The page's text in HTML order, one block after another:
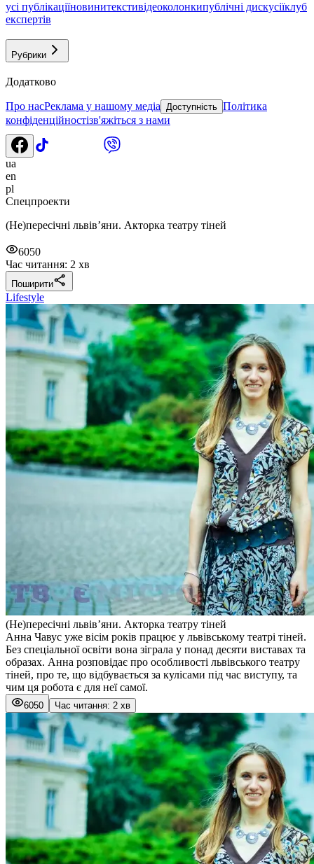
усі публікаціїновинитекстивідеоколонкипублічні дискусіїклуб
експертів
Рубрики
Додатково
Про насРеклама у нашому медіа Доступність Політика
конфіденційностізв'яжіться з нами
ua
en
pl
Спецпроекти
(Не)пересічні львів’яни. Акторка театру тіней
6050
Час читання: 2 хв
Поширити
Lifestyle
(Не)пересічні львів’яни. Акторка театру тіней
Анна Чавус уже вісім років працює у львівському театрі тіней.
Без спеціальної освіти вона зіграла у понад десяти виставах та
образах. Анна розповідає про особливості львівського театру
тіней, про те, що відбувається за кулісами під час виступу, та
чим ця робота є для неї самої.
6050 Час читання: 2 хв